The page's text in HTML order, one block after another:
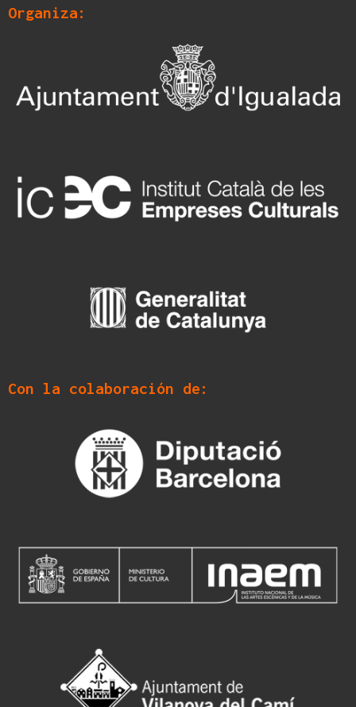
Organiza:
Con la colaboración de: